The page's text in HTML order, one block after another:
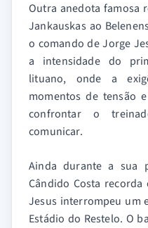
Outra anedota famosa
Jankauskas ao
o comando de Jorge
a intensidade do
lituano, onde a
momentos de tensão
confrontar o
comunicar.
Ainda durante a sua
Cândido Costa
Jesus interrompeu um
Estádio do Restelo. O